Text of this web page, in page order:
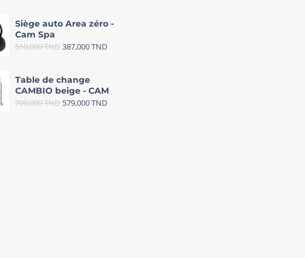
Siège auto Area zéro -
Cam Spa
510,000TND 387,000TND
Table de change
CAMBIO beige - CAM
700,000TND 579,000TND